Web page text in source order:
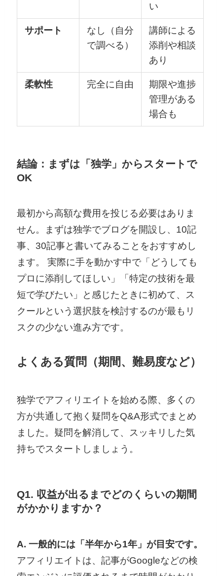
い
サポート
なし（自分
で調べる）
講師による
添削や相談
あり
柔軟性 完全に自由
期限や進捗
管理がある
場合も
結論：まずは「独学」からスタートで
OK
最初から高額な費用を投じる必要はありま
せん。まずは独学でブログを開設し、10記
事、30記事と書いてみることをおすすめし
ます。 実際に手を動かす中で「どうしても
プロに添削してほしい」「特定の技術を最
短で学びたい」と感じたときに初めて、ス
クールという選択肢を検討するのが最もリ
スクの少ない進み方です。
よくある質問（期間、難易度など）
独学でアフィリエイトを始める際、多くの
方が共通して抱く疑問をQ&A形式でまとめ
ました。疑問を解消して、スッキリした気
持ちでスタートしましょう。
Q1. 収益が出るまでどのくらいの期間
がかかりますか？
A. 一般的には「半年から1年」が目安です。
アフィリエイトは、記事がGoogleなどの検